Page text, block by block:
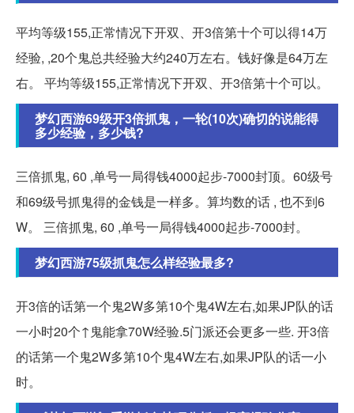
平均等级155,正常情况下开双、开3倍第十个可以得14万
经验, ,20个鬼总共经验大约240万左右。钱好像是64万左
右。 平均等级155,正常情况下开双、开3倍第十个可以。
梦幻西游69级开3倍抓鬼，一轮(10次)确切的说能得
多少经验，多少钱?
三倍抓鬼, 60 ,单号一局得钱4000起步-7000封顶。60级号
和69级号抓鬼得的金钱是一样多。算均数的话 , 也不到6
W。 三倍抓鬼, 60 ,单号一局得钱4000起步-7000封。
梦幻西游75级抓鬼怎么样经验最多?
开3倍的话第一个鬼2W多第10个鬼4W左右,如果JP队的话
一小时20个↑鬼能拿70W经验.5门派还会更多一些. 开3倍
的话第一个鬼2W多第10个鬼4W左右,如果JP队的话一小
时。